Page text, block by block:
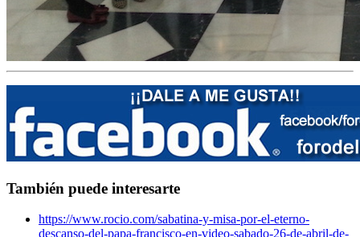
También puede interesarte
https://www.rocio.com/sabatina-y-misa-por-el-eterno-
descanso-del-papa-francisco-en-video-sabado-26-de-abril-de-